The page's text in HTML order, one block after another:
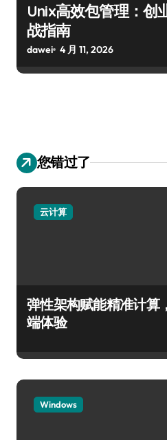
Unix高效包管理：创
战指南
dawei 4 月 11, 2026
您错过了
云计算
弹性架构赋能精准计算
端体验
Windows